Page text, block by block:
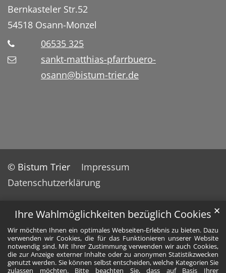
Ihre Wahlmöglichkeiten bezüglich Cookies
Wir möchten Ihnen ein optimales Webseiten-Erlebnis zu bieten. Dazu
verwenden wir Cookies, die für das Funktionieren unserer Website
notwendig sind. Mit Ihrer Zustimmung verwenden wir auch Cookies,
die zur Anzeige externer Inhalte oder zu anonymen Statistikzwecken
genutzt werden. Sie können selbst entscheiden, welche Kategorien Sie
zulassen möchten. Bitte beachten Sie, dass auf Basis Ihrer
✕
Bernkasteler Str.52
54518 Osann-Monzel
06535 325
sankt-matthias-pfarrbuero-
osann@bistum-trier.de
© Bistum Trier
Impressum
Datenschutzerklärung